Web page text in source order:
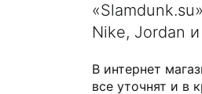
Nike, Jordan
В интернет
все уточнят и в